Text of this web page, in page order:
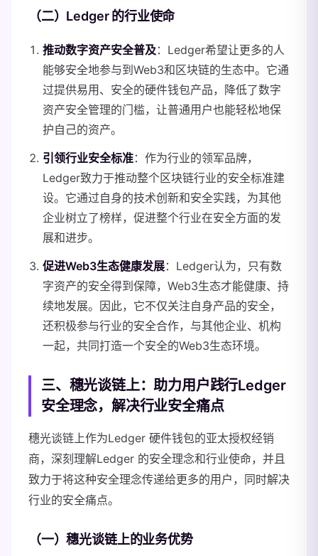
（二）Ledger 的行业使命
推动数字资产安全普及：Ledger希望让更多的人
能够安全地参与到Web3和区块链的生态中。它通
过提供易用、安全的硬件钱包产品，降低了数字
资产安全管理的门槛，让普通用户也能轻松地保
护自己的资产。
引领行业安全标准：作为行业的领军品牌，
Ledger致力于推动整个区块链行业的安全标准建
设。它通过自身的技术创新和安全实践，为其他
企业树立了榜样，促进整个行业在安全方面的发
展和进步。
促进Web3生态健康发展：Ledger认为，只有数
字资产的安全得到保障，Web3生态才能健康、持
续地发展。因此，它不仅关注自身产品的安全，
还积极参与行业的安全合作，与其他企业、机构
一起，共同打造一个安全的Web3生态环境。
三、穗光谈链上：助力用户践行Ledger
安全理念，解决行业安全痛点
穗光谈链上作为Ledger 硬件钱包的亚太授权经销
商，深刻理解Ledger 的安全理念和行业使命，并且
致力于将这种安全理念传递给更多的用户，同时解决
行业的安全痛点。
（一）穗光谈链上的业务优势